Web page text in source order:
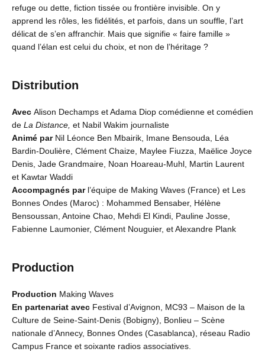
refuge ou dette, fiction tissée ou frontière invisible. On y
apprend les rôles, les fidélités, et parfois, dans un souffle, l’art
délicat de s’en affranchir. Mais que signifie « faire famille »
quand l’élan est celui du choix, et non de l’héritage ?
Distribution
Avec Alison Dechamps et Adama Diop comédienne et comédien
de La Distance, et Nabil Wakim journaliste
Animé parNil Léonce Ben Mbairik, Imane Bensouda, Léa
Bardin-Doulière, Clément Chaize, Maylee Fiuzza, Maëlice Joyce
Denis, Jade Grandmaire, Noan Hoareau-Muhl, Martin Laurent
et Kawtar Waddi
Accompagnés parl’équipe de Making Waves (France) et Les
Bonnes Ondes (Maroc) : Mohammed Bensaber, Hélène
Bensoussan, Antoine Chao, Mehdi El Kindi, Pauline Josse,
Fabienne Laumonier, Clément Nouguier, et Alexandre Plank
Production
Production Making Waves
En partenariat avec Festival d’Avignon, MC93 – Maison de la
Culture de Seine-Saint-Denis (Bobigny), Bonlieu – Scène
nationale d’Annecy, Bonnes Ondes (Casablanca), réseau Radio
Campus France et soixante radios associatives.